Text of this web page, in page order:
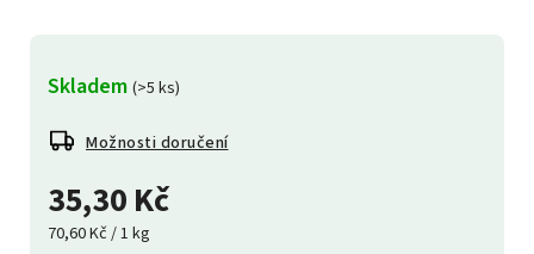
35,30 Kč
70,60 Kč / 1 kg
Skladem (>5 ks)
Možnosti doručení